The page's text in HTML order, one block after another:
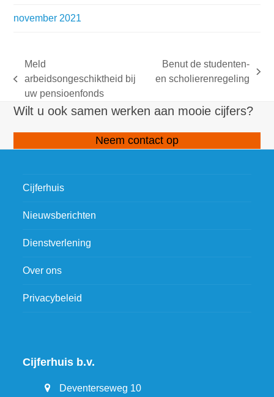
november 2021
previous
post:
Meld
arbeidsongeschiktheid bij
uw pensioenfonds
next
Benut de studenten-
en scholierenregeling
Wilt u ook samen werken aan mooie cijfers?
Neem contact op
Cijferhuis
Nieuwsberichten
Dienstverlening
Over ons
Privacybeleid
Cijferhuis b.v.
Deventerseweg 10